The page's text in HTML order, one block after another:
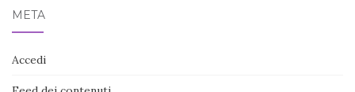
META
Accedi